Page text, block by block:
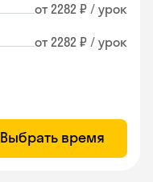
от 2282 ₽ / урок
от 2282 ₽ / урок
Выбрать время